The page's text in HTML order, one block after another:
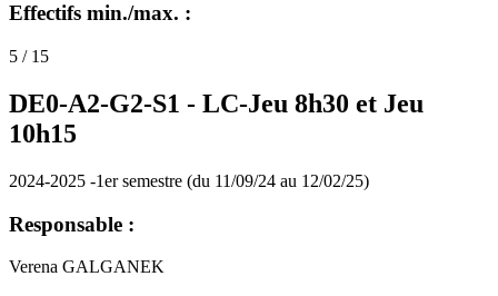
Effectifs min./max. :
5 / 15
DE0-A2-G2-S1 - LC-Jeu 8h30 et Jeu
10h15
2024-2025 -1er semestre (du 11/09/24 au 12/02/25)
Responsable :
Verena GALGANEK